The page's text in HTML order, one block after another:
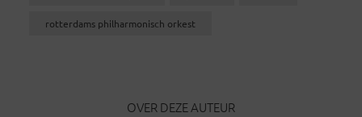
rotterdams philharmonisch orkest
OVER DEZE AUTEUR